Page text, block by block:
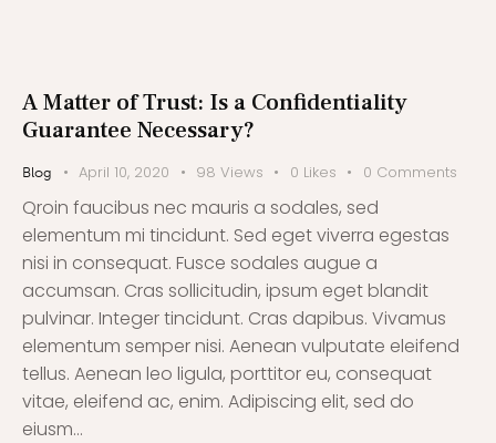
A Matter of Trust: Is a Confidentiality
Guarantee Necessary?
Blog April 10, 2020 98 Views 0 Likes 0 Comments
Qroin faucibus nec mauris a sodales, sed
elementum mi tincidunt. Sed eget viverra egestas
nisi in consequat. Fusce sodales augue a
accumsan. Cras sollicitudin, ipsum eget blandit
pulvinar. Integer tincidunt. Cras dapibus. Vivamus
elementum semper nisi. Aenean vulputate eleifend
tellus. Aenean leo ligula, porttitor eu, consequat
vitae, eleifend ac, enim. Adipiscing elit, sed do
eiusm…